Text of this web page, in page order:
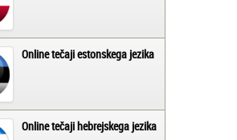
Online tečaji estonskega jezika
Online tečaji hebrejskega jezika